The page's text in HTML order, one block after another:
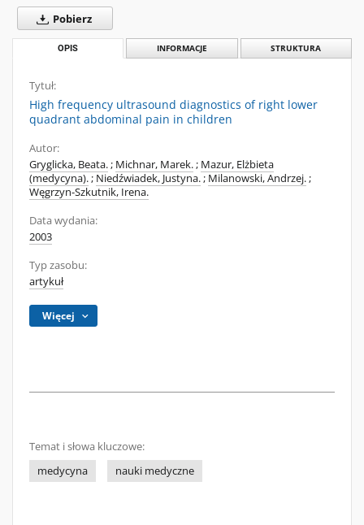
Pobierz
OPIS INFORMACJE STRUKTURA
Tytuł:
High frequency ultrasound diagnostics of right lower
quadrant abdominal pain in children
Autor:
Gryglicka, Beata.; Michnar, Marek.; Mazur, Elżbieta
(medycyna).; Niedźwiadek, Justyna.; Milanowski, Andrzej.;
Węgrzyn-Szkutnik, Irena.
Data wydania:
2003
Typ zasobu:
artykuł
Więcej
Temat i słowa kluczowe:
medycyna
nauki medyczne